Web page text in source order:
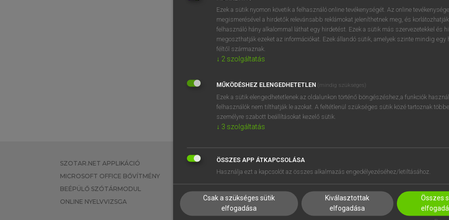
BELÉPÉS
regisztrálok ésbelépek.
REGISZTRÁCIÓ
SZOTAR.NET APPLIKÁCIÓ
MICROSOFT OFFICE BŐVÍTMÉNY
BEÉPÜLŐ SZÓTÁRMODUL
ONLINE NYELVVIZSGA
EGYÉNI FELHASZNÁLÓKNAK
TANULÓKNAK
VÁLLALATI MEGOLDÁSOK
SÚGÓ
RÓLUNK
SÜTI BEÁLLÍTÁSOK
Ezek a sütik nyomon követik a felhasználó online tevékenységét. Az online
megismerésével a hirdetők relevánsabb reklámokat jeleníthetnek meg, és
felhasználó hány alkalommal láthat egy hirdetést. Ezek a sütik más szervezetekkel és
megoszthatják ezeket az információkat. Ezek állandó sütik, amelyek szinte mindig egy
féltől származnak.
↓ 2 szolgáltatás
MŰKÖDÉSHEZ ELENGEDHETETLEN (mindig szükséges)
Ezek a sütik elengedhetetlenek az oldalunkon történő böngészéshez,a funkciók
felhasználók nem tilthatják le azokat. A feltétlenül szükséges sütik közé tartoznak
személyre szabott beállításokat kezelő sütik.
↓ 3 szolgáltatás
ÖSSZES APP ÁTKAPCSOLÁSA
Használja ezt a kapcsolót az összes alkalmazás engedélyezéséhez/letiltásához.
Csak a szükséges sütik
elfogadása
Kiválasztottak
elfogadása
Összes